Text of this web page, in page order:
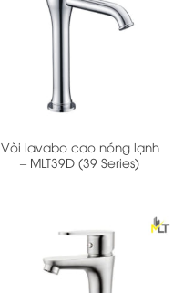
Vòi lavabo cao nóng lạnh
– MLT39D (39 Series)